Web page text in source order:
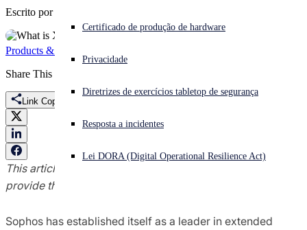
Enfrentando um ataque cibernético? Obtenha ajuda imediata
Iniciar sessão
Open search
Português (Brasil) Open language switcher
Certificado de produção de hardware
Privacidade
Diretrizes de exercícios tabletop de segurança
Resposta a incidentes
Lei DORA (Digital Operational Resilience Act)
Escrito por
Products & Services
Share This
Link Copied
This article was updated on November 22, 2023 to
provide the most recent information.
Sophos has established itself as a leader in extended